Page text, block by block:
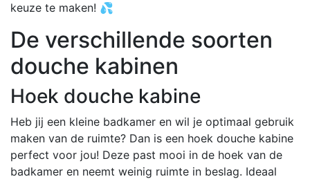
keuze te maken! 💦
De verschillende soorten
douche kabinen
Hoek douche kabine
Heb jij een kleine badkamer en wil je optimaal gebruik
maken van de ruimte? Dan is een hoek douche kabine
perfect voor jou! Deze past mooi in de hoek van de
badkamer en neemt weinig ruimte in beslag. Ideaal